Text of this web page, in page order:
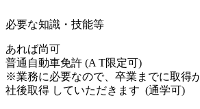
必要な知識・技能等
あれば尚可
普通自動車免許 (A T限定可)
※業務に必要なので、卒業までに取得
社後取得 していただきます  (通学可)